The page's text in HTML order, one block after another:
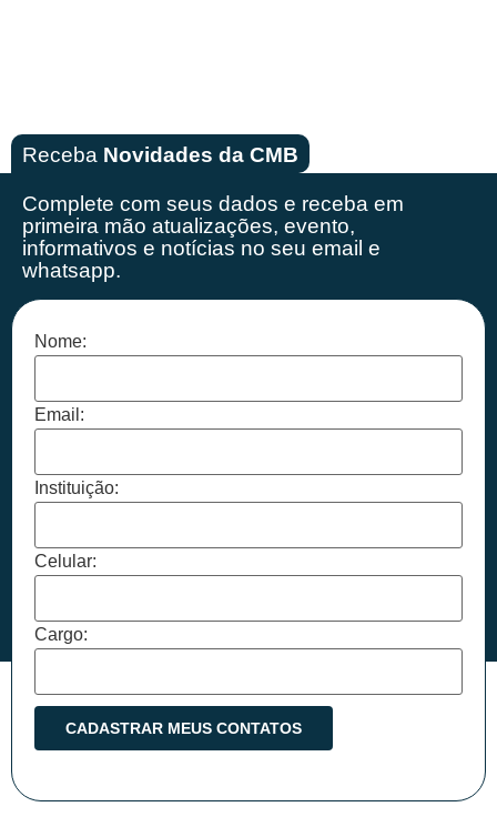
Receba Novidades da CMB
Complete com seus dados e receba em
primeira mão atualizações, evento,
informativos e notícias no seu email e
whatsapp.
Nome:
Email:
Instituição:
Celular:
Cargo: